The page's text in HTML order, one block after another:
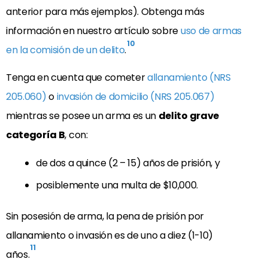
anterior para más ejemplos). Obtenga más
información en nuestro artículo sobreuso de armas
en la comisión de un delito.10
Tenga en cuenta que cometerallanamiento (NRS
205.060)oinvasión de domicilio (NRS 205.067)
mientras se posee un arma es un delito grave
categoría B, con:
de dos a quince (2 – 15) años de prisión, y
posiblemente una multa de $10,000.
Sin posesión de arma, la pena de prisión por
allanamiento o invasión es de uno a diez (1-10)
años.11